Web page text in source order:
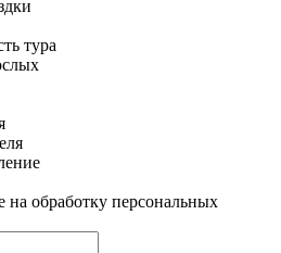
тура
на обработку персональных